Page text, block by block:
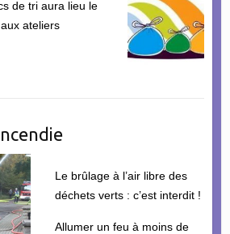
de tri aura lieu le
ateliers
Le brûlage à l’air libre des
déchets verts : c’est interdit !
Allumer un feu à moins de